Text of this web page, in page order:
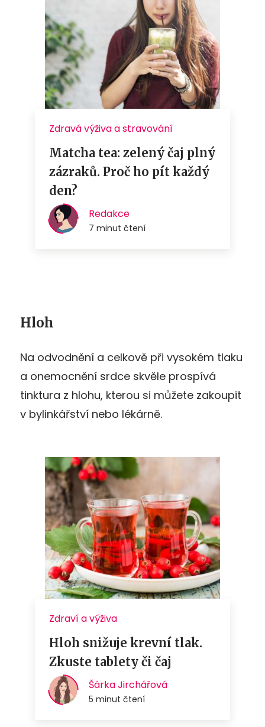
Hloh
Na odvodnění a celkově při vysokém tlaku
a onemocnění srdce skvěle prospívá
tinktura z hlohu, kterou si můžete zakoupit
v bylinkářství nebo lékárně.